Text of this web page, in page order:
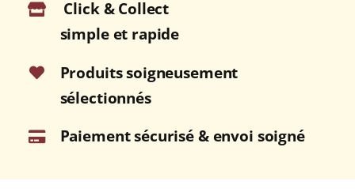
Click & Collect
simple et rapide
Produits soigneusement
sélectionnés
Paiement sécurisé & envoi soigné